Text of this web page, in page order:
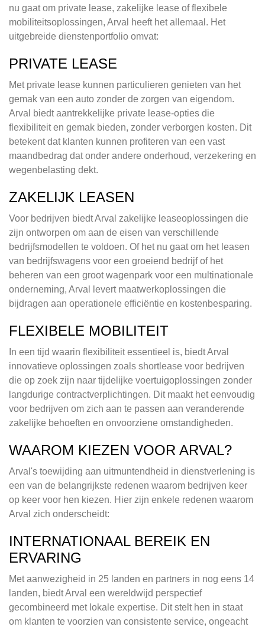
nu gaat om private lease, zakelijke lease of flexibele
mobiliteitsoplossingen, Arval heeft het allemaal. Het
uitgebreide dienstenportfolio omvat:
PRIVATE LEASE
Met private lease kunnen particulieren genieten van het
gemak van een auto zonder de zorgen van eigendom.
Arval biedt aantrekkelijke private lease-opties die
flexibiliteit en gemak bieden, zonder verborgen kosten. Dit
betekent dat klanten kunnen profiteren van een vast
maandbedrag dat onder andere onderhoud, verzekering en
wegenbelasting dekt.
ZAKELIJK LEASEN
Voor bedrijven biedt Arval zakelijke leaseoplossingen die
zijn ontworpen om aan de eisen van verschillende
bedrijfsmodellen te voldoen. Of het nu gaat om het leasen
van bedrijfswagens voor een groeiend bedrijf of het
beheren van een groot wagenpark voor een multinationale
onderneming, Arval levert maatwerkoplossingen die
bijdragen aan operationele efficiëntie en kostenbesparing.
FLEXIBELE MOBILITEIT
In een tijd waarin flexibiliteit essentieel is, biedt Arval
innovatieve oplossingen zoals shortlease voor bedrijven
die op zoek zijn naar tijdelijke voertuigoplossingen zonder
langdurige contractverplichtingen. Dit maakt het eenvoudig
voor bedrijven om zich aan te passen aan veranderende
zakelijke behoeften en onvoorziene omstandigheden.
WAAROM KIEZEN VOOR ARVAL?
Arval's toewijding aan uitmuntendheid in dienstverlening is
een van de belangrijkste redenen waarom bedrijven keer
op keer voor hen kiezen. Hier zijn enkele redenen waarom
Arval zich onderscheidt:
INTERNATIONAAL BEREIK EN
ERVARING
Met aanwezigheid in 25 landen en partners in nog eens 14
landen, biedt Arval een wereldwijd perspectief
gecombineerd met lokale expertise. Dit stelt hen in staat
om klanten te voorzien van consistente service, ongeacht